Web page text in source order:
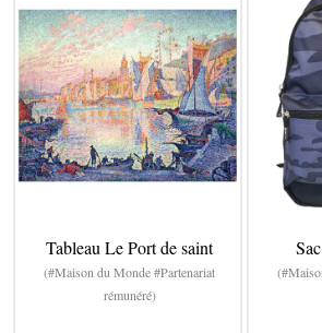
Tableau Le Port de saint
(#Maison du Monde #Partenariat
rémunéré)